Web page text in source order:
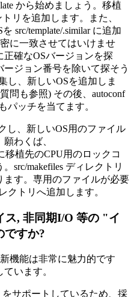
から始めましょう。移植
リを追加します。また、
src/template/.similar に追加
に一致させてはいけませ
正確なOSバージョンを探
ジョン番号を除いて探そう
し、新しいOSを追加しま
問も参照) その後、autoconf
パッチを当てます。
し、新しいOS用のファイル
わくば、
移植先のCPU用のロックコ
src/makefiles ディレクトリ
ます。専用のファイルが必要
クトリへ追加します。
ス, 非同期I/O 等の "イ
ですか?
機能は非常に魅力的です
います。
をサポートしているため、採